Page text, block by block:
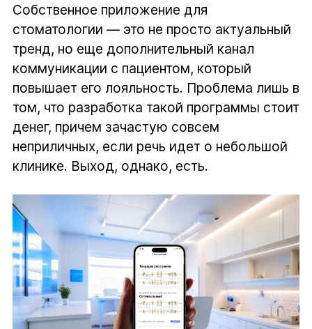
Собственное приложение для
стоматологии — это не просто актуальный
тренд, но еще дополнительный канал
коммуникации с пациентом, который
повышает его лояльность. Проблема лишь в
том, что разработка такой программы стоит
денег, причем зачастую совсем
неприличных, если речь идет о небольшой
клинике. Выход, однако, есть.